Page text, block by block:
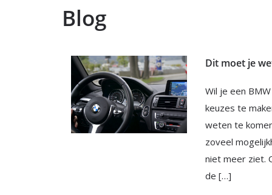
Blog
Dit moet je
Wil je een
keuzes te
weten te
zoveel
niet meer ziet.
de […]